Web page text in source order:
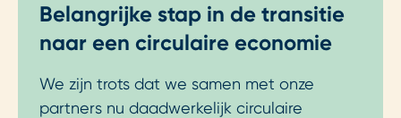
Belangrijke stap in de transitie
naar een circulaire economie
We zijn trots dat we samen met onze
partners nu daadwerkelijk circulaire